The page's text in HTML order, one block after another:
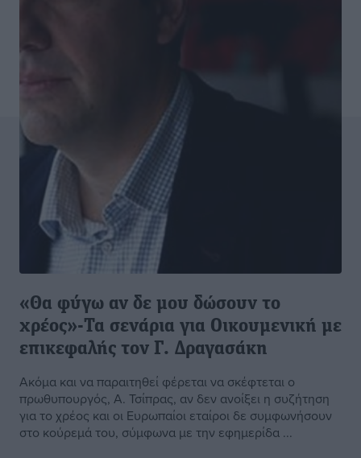
«Θα φύγω αν δε μου δώσουν το
χρέος»-Τα σενάρια για Οικουμενική με
επικεφαλής τον Γ. Δραγασάκη
Ακόμα και να παραιτηθεί φέρεται να σκέφτεται ο
πρωθυπουργός, Α. Τσίπρας, αν δεν ανοίξει η συζήτηση
για το χρέος και οι Ευρωπαίοι εταίροι δε συμφωνήσουν
στο κούρεμά του, σύμφωνα με την εφημερίδα ...